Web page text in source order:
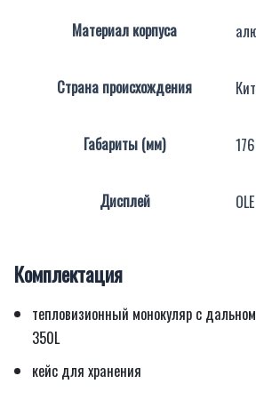
Материал корпуса
Страна происхождения
Габариты (мм)
Дисплей
Комплектация
тепловизионный монокуляр с
350L
кейс для хранения